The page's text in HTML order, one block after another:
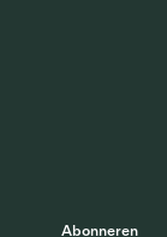
Abonneren